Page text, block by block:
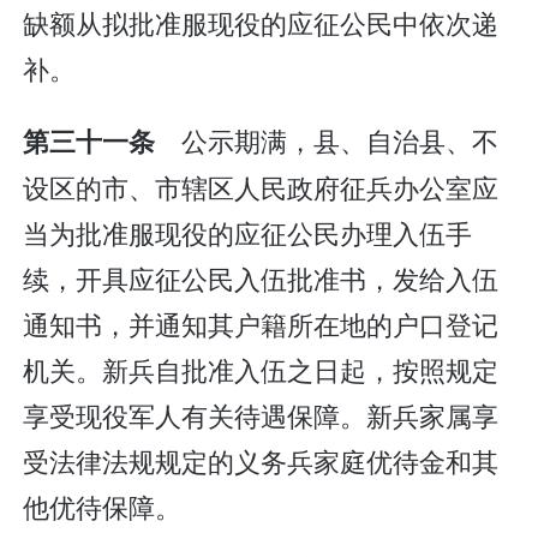
缺额从拟批准服现役的应征公民中依次递
补。
第三十一条 公示期满，县、自治县、不
设区的市、市辖区人民政府征兵办公室应
当为批准服现役的应征公民办理入伍手
续，开具应征公民入伍批准书，发给入伍
通知书，并通知其户籍所在地的户口登记
机关。新兵自批准入伍之日起，按照规定
享受现役军人有关待遇保障。新兵家属享
受法律法规规定的义务兵家庭优待金和其
他优待保障。